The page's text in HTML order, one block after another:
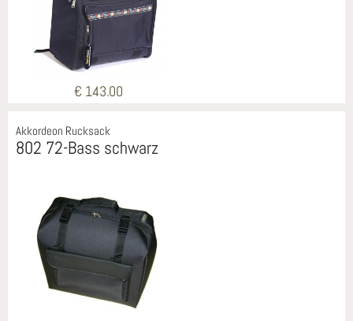
€ 143.00
Akkordeon Rucksack
802 72-Bass schwarz